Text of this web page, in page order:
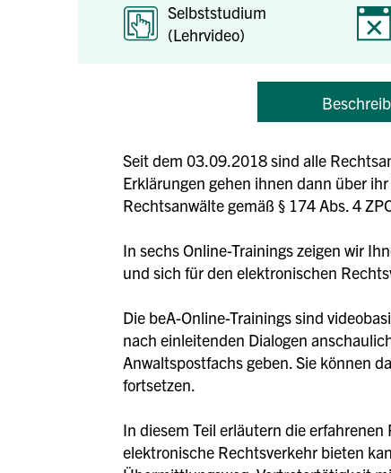
Selbststudium
(Lehrvideo)
Seit dem 03.09.2018 sind alle
Erklärungen gehen ihnen dann über
Rechtsanwälte gemäß § 174 Abs. 4
In sechs Online-Trainings zeigen wir
und sich für den elektronischen
Die beA-Online-Trainings sind
nach einleitenden Dialogen
Anwaltspostfachs geben. Sie können
fortsetzen.
In diesem Teil erläutern die
elektronische Rechtsverkehr bieten